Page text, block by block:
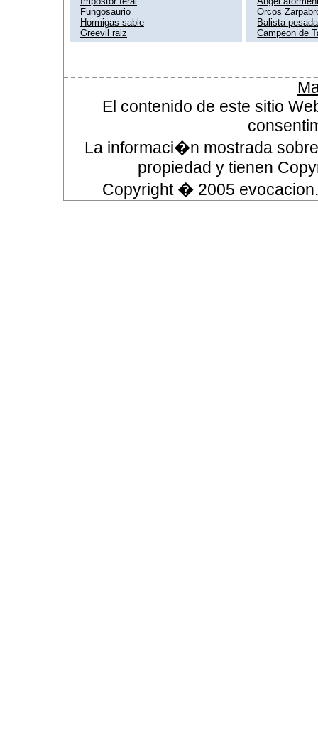
Fungosaurio
Hormigas sable
Greevil raiz
Orcos
Balista pesada
Campeon de
El contenido de este sitio
La informaci�n mostrada
propiedad y tienen
Copyright � 2005